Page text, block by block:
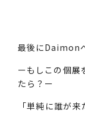
最後にDaimon
ーもしこの個展
たら？ー
「単純に誰が